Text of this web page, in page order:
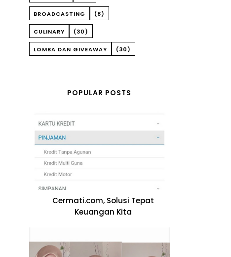
BROADCASTING (8)
CULINARY (30)
LOMBA DAN GIVEAWAY (30)
POPULAR POSTS
Cermati.com, Solusi Tepat
Keuangan Kita